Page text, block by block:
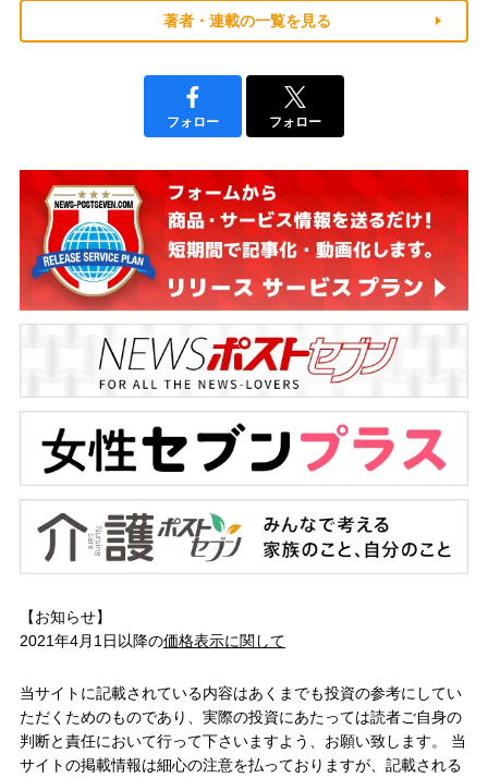
著者・連載の一覧を見る
フォロー フォロー
【お知らせ】
2021年4月1日以降の価格表示に関して
当サイトに記載されている内容はあくまでも投資の参考にしてい
ただくためのものであり、実際の投資にあたっては読者ご自身の
判断と責任において行って下さいますよう、お願い致します。 当
サイトの掲載情報は細心の注意を払っておりますが、記載される